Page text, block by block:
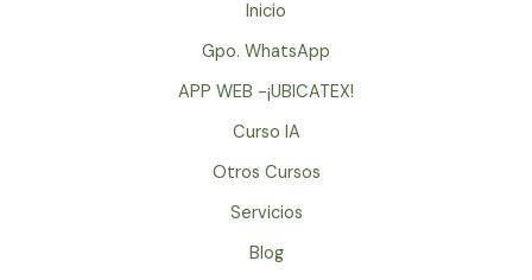
Inicio
Gpo. WhatsApp
APP WEB -¡UBICATEX!
Curso IA
Otros Cursos
Servicios
Blog